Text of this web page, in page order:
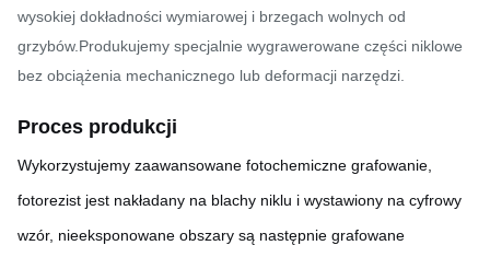
wysokiej dokładności wymiarowej i brzegach wolnych od
grzybów.Produkujemy specjalnie wygrawerowane części niklowe
bez obciążenia mechanicznego lub deformacji narzędzi.
Proces produkcji
Wykorzystujemy zaawansowane fotochemiczne grafowanie,
fotorezist jest nakładany na blachy niklu i wystawiony na cyfrowy
wzór, nieeksponowane obszary są następnie grafowane